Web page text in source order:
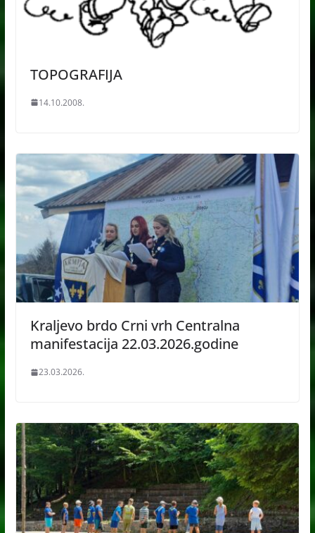
TOPOGRAFIJA
14.10.2008.
Kraljevo brdo Crni vrh Centralna
manifestacija 22.03.2026.godine
23.03.2026.